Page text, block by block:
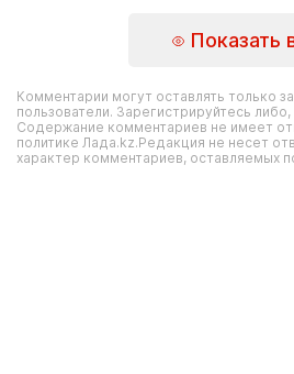
Показать
Комментарии могут оставлять только
пользователи. Зарегистрируйтесь либо,
Содержание комментариев не имеет
политике Лада.kz.Редакция не несет
характер комментариев, оставляемых